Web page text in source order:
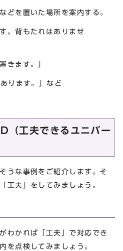
どを置いた場所を案内する。
。背もたれはありませ
きます。」
ります。」など
工夫できるユニバー
うな事例をご紹介します。そ
工夫」をしてみましょう。
わかれば「工夫」で対応でき
を点検してみましょう。